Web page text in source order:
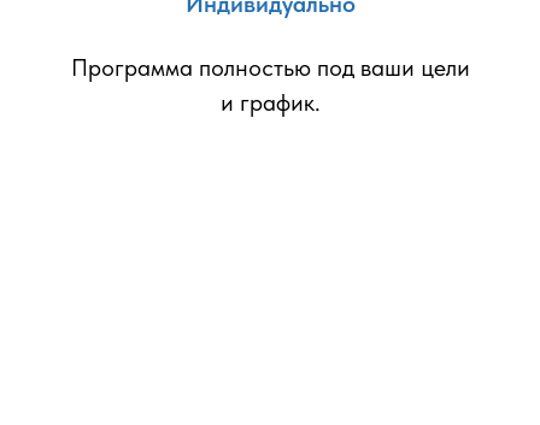
Программа полностью под ваши цели
и график.